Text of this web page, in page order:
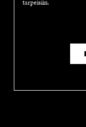
tarpeisiin.